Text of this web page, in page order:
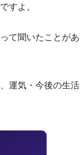
すよ。
て聞いたことがあ
運気・今後の生活